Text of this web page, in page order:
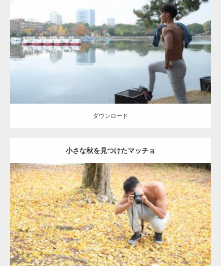
Update: 2021.07.6
Category:公園のマッチョ その他 AKIHITO(細マッチョ) 肩
ダウンロード
ダウンロード
小さな秋を見つけたマッチョ
Update:2021.07.8
Category:公園のマッチョ その他 AKIHITO(細マッチョ) 肩
ダウンロード
【YouTube】マッチョフリー素材メンバーが
ギネス世界記録…
【TV】TBS番組「ひるおび」にてマッスルプ
ラスが紹介されま…
TOKYO FMラジオ番組「ONE MORNING」
で紹介さ…